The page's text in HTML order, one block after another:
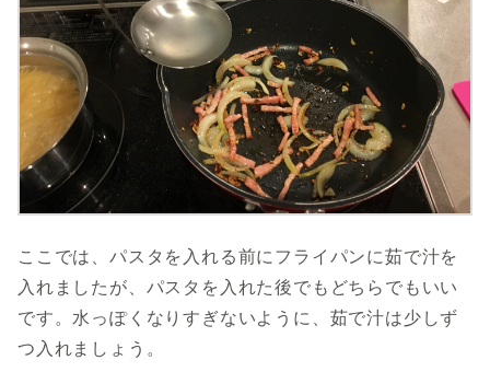
ここでは、パスタを入れる前にフライパンに茹で汁を
入れましたが、パスタを入れた後でもどちらでもいい
です。水っぽくなりすぎないように、茹で汁は少しず
つ入れましょう。